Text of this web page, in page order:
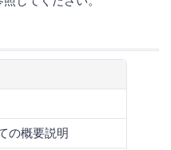
の概要説明